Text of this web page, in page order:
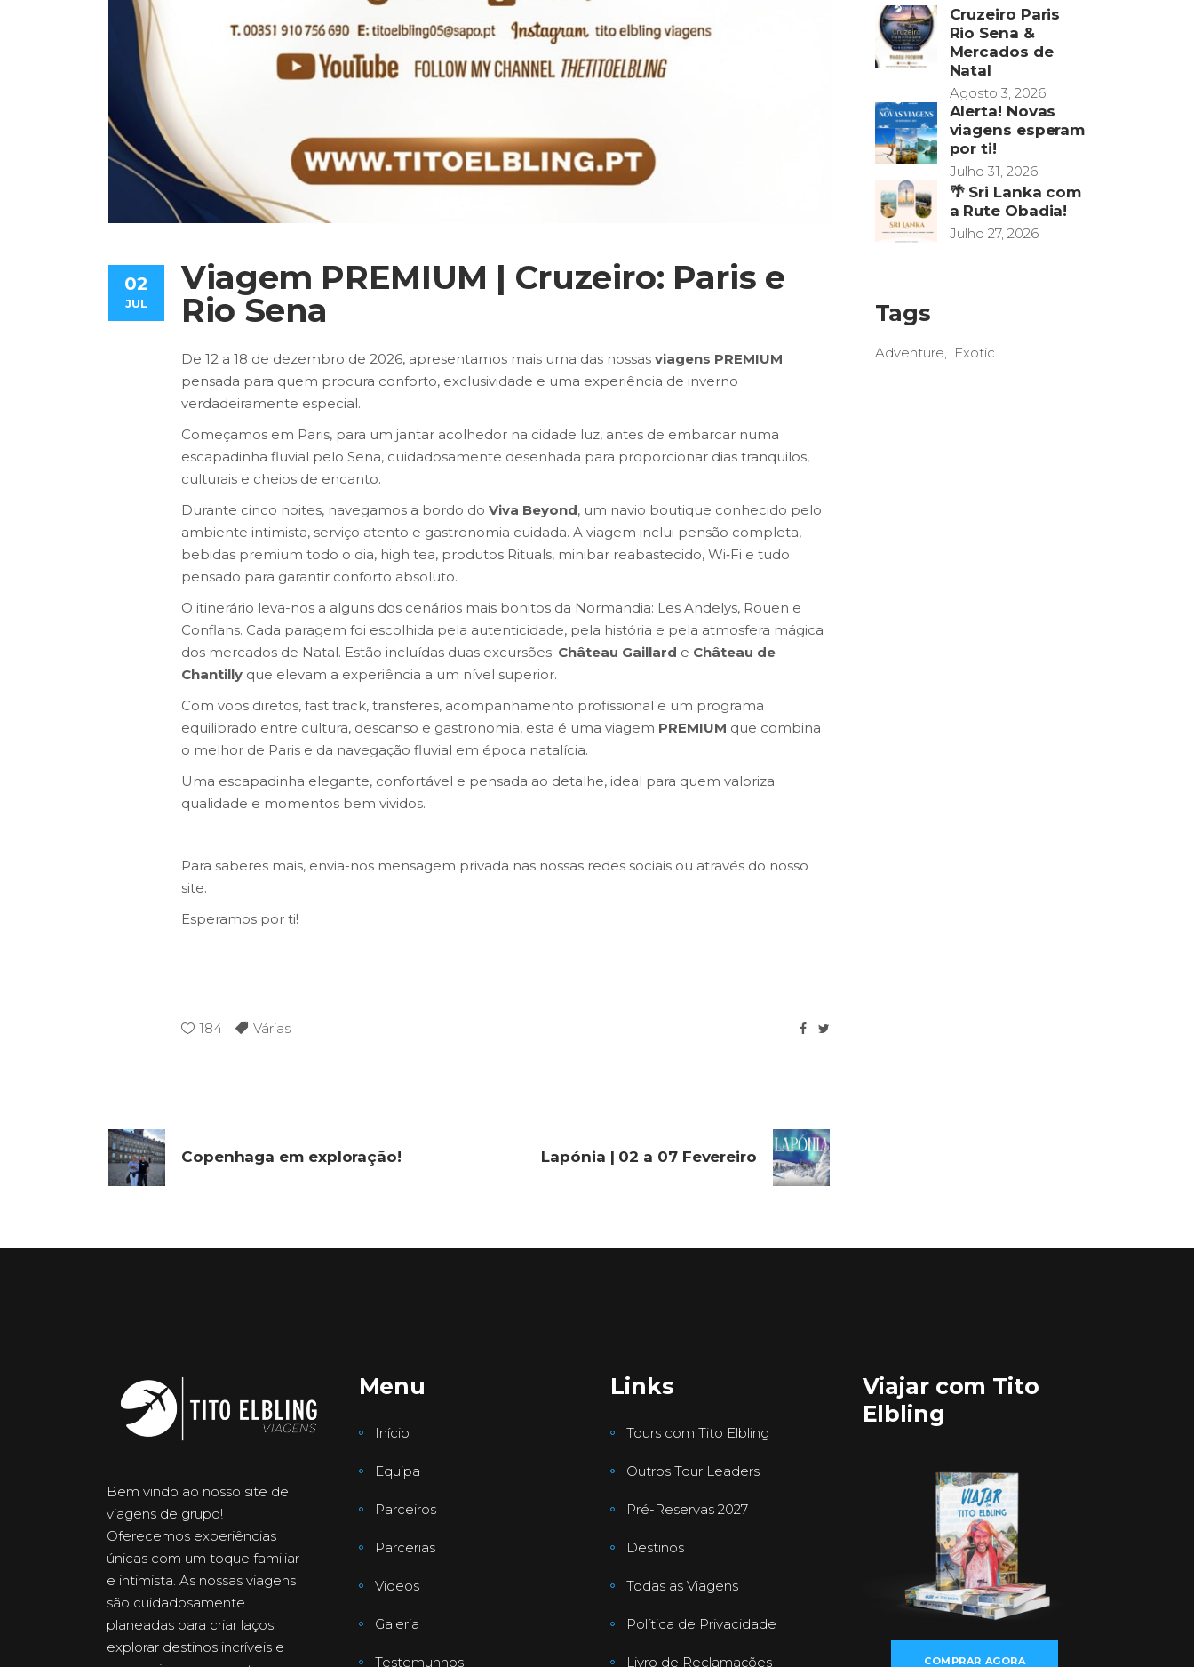
02
JUL
Viagem PREMIUM | Cruzeiro: Paris e
Rio Sena
De 12 a 18 de dezembro de 2026, apresentamos mais uma das nossas viagens PREMIUM
pensada para quem procura conforto, exclusividade e uma experiência de inverno
verdadeiramente especial.
Começamos em Paris, para um jantar acolhedor na cidade luz, antes de embarcar numa
escapadinha fluvial pelo Sena, cuidadosamente desenhada para proporcionar dias tranquilos,
culturais e cheios de encanto.
Durante cinco noites, navegamos a bordo do Viva Beyond, um navio boutique conhecido pelo
ambiente intimista, serviço atento e gastronomia cuidada. A viagem inclui pensão completa,
bebidas premium todo o dia, high tea, produtos Rituals, minibar reabastecido, Wi‑Fi e tudo
pensado para garantir conforto absoluto.
O itinerário leva-nos a alguns dos cenários mais bonitos da Normandia: Les Andelys, Rouen e
Conflans. Cada paragem foi escolhida pela autenticidade, pela história e pela atmosfera mágica
dos mercados de Natal. Estão incluídas duas excursões: Château Gaillard e Château de
Chantilly que elevam a experiência a um nível superior.
Com voos diretos, fast track, transferes, acompanhamento profissional e um programa
equilibrado entre cultura, descanso e gastronomia, esta é uma viagem PREMIUM que combina
o melhor de Paris e da navegação fluvial em época natalícia.
Uma escapadinha elegante, confortável e pensada ao detalhe, ideal para quem valoriza
qualidade e momentos bem vividos.
Para saberes mais, envia-nos mensagem privada nas nossas redes sociais ou através do nosso
site.
Esperamos por ti!
184 Várias
Copenhaga em exploração! Lapónia | 02 a 07 Fevereiro
Cruzeiro Paris
Rio Sena &
Mercados de
Natal
Agosto 3, 2026
Alerta! Novas
viagens esperam
por ti!
Julho 31, 2026
🌴 Sri Lanka com
a Rute Obadia!
Julho 27, 2026
Tags
Adventure Exotic
Bem vindo ao nosso site de
viagens de grupo!
Oferecemos experiências
únicas com um toque familiar
e intimista. As nossas viagens
são cuidadosamente
planeadas para criar laços,
explorar destinos incríveis e
Menu
Início
Equipa
Parceiros
Parcerias
Videos
Galeria
Testemunhos
Links
Tours com Tito Elbling
Outros Tour Leaders
Pré-Reservas 2027
Destinos
Todas as Viagens
Política de Privacidade
Livro de Reclamações
Viajar com Tito
Elbling
COMPRAR AGORA